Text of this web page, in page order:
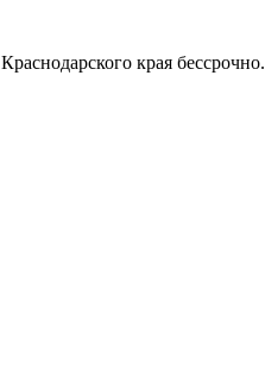
края бессрочно.